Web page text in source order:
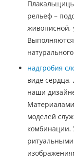
рельеф –
живописной,
надгробия
виде сердца,
наши
моделей
комбинации.